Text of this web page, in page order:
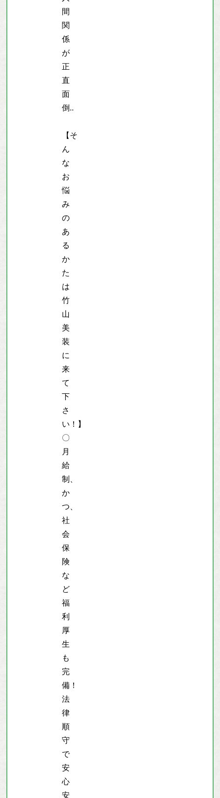
間
関
係
が
正
直
面
倒..
【そ
ん
な
お
悩
み
の
あ
る
か
た
は
竹
山
美
装
に
来
て
下
さ
い！】
〇
月
給
制、
か
つ、
社
会
保
険
な
ど
福
利
厚
生
も
完
備！
法
律
順
守
で
安
心
安